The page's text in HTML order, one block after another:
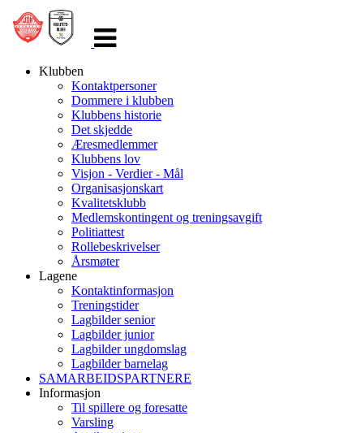
navigasjon
Klubben
Kontaktpersoner
Dommere i klubben
Klubbens historie
Det skjedde
Æresmedlemmer
Klubbens lov
Visjon - Verdier - Mål
Organisasjonskart
Kvalitetsklubb
Medlemskontingent og treningsavgift
Politiattest
Rollebeskrivelser
Årsmøter
Lagene
Kontaktinformasjon
Treningstider
Lagbilder senior
Lagbilder junior
Lagbilder ungdomslag
Lagbilder barnelag
SAMARBEIDSPARTNERE
Informasjon
Til spillere og foresatte
Varsling